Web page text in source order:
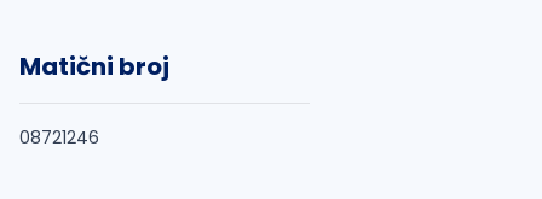
Matični broj
08721246